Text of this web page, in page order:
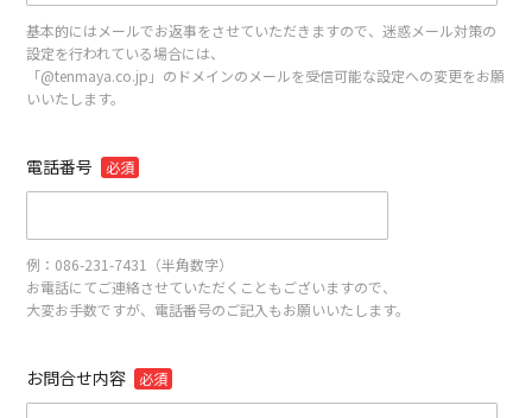
基本的にはメールでお返事をさせていただきますので、迷惑メール対策の
設定を行われている場合には、
「@tenmaya.co.jp」のドメインのメールを受信可能な設定への変更をお願
いいたします。
電話番号 必須
例：086-231-7431（半角数字）
お電話にてご連絡させていただくこともございますので、
大変お手数ですが、電話番号のご記入もお願いいたします。
お問合せ内容 必須